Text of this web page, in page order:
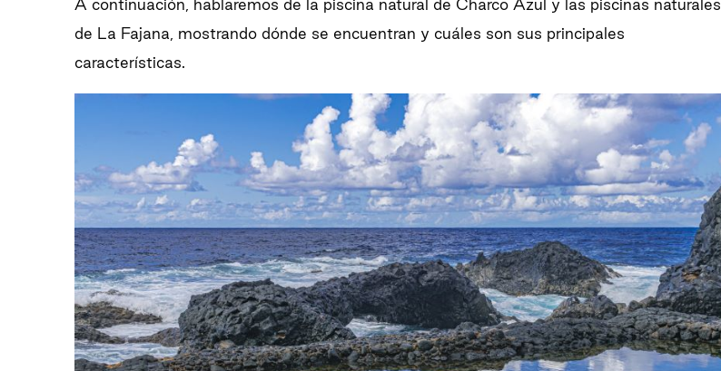
A continuación, hablaremos de la piscina natural de Charco Azul y las piscinas naturales
de La Fajana, mostrando dónde se encuentran y cuáles son sus principales
características.